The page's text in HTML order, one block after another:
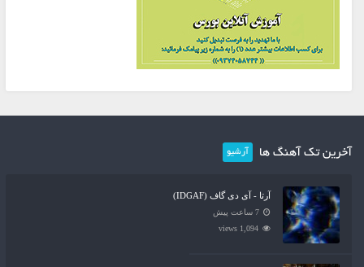
آخرین تک آهنگ ها آرشیو
آرتا - آی دی گاف (IDGAF)
7 ساعت پیش
1,094 views